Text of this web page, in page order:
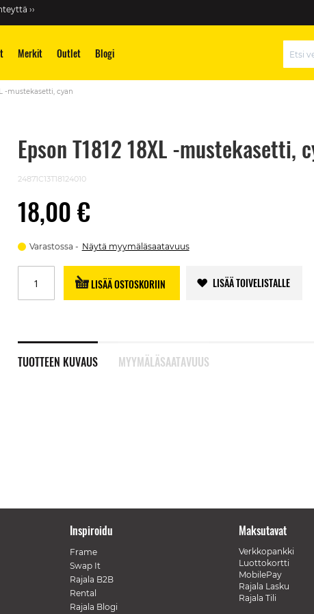
››
Merkit Outlet Blogi
-mustekasetti, cyan
Epson T1812 18XL -mustekasetti,
24871C13T18124010
18,00 €
Varastossa Näytä myymäläsaatavuus
LISÄÄ OSTOSKORIIN LISÄÄ TOIVELISTALLE
TUOTTEEN KUVAUS MYYMÄLÄSAATAVUUS
Inspiroidu
Frame
Swap It
Rajala B2B
Rental
Rajala Blogi
Maksutavat
Verkkopankki
Luottokortti
MobilePay
Rajala Lasku
Rajala Tili